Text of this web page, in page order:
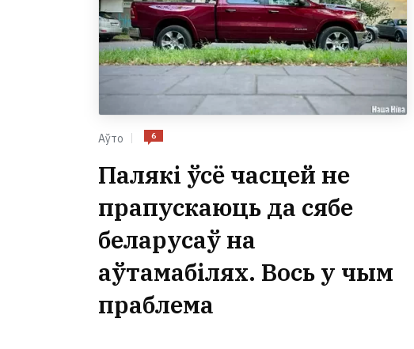
Аўто 6
Палякі ўсё часцей не
прапускаюць да сябе
беларусаў на
аўтамабілях. Вось у чым
праблема